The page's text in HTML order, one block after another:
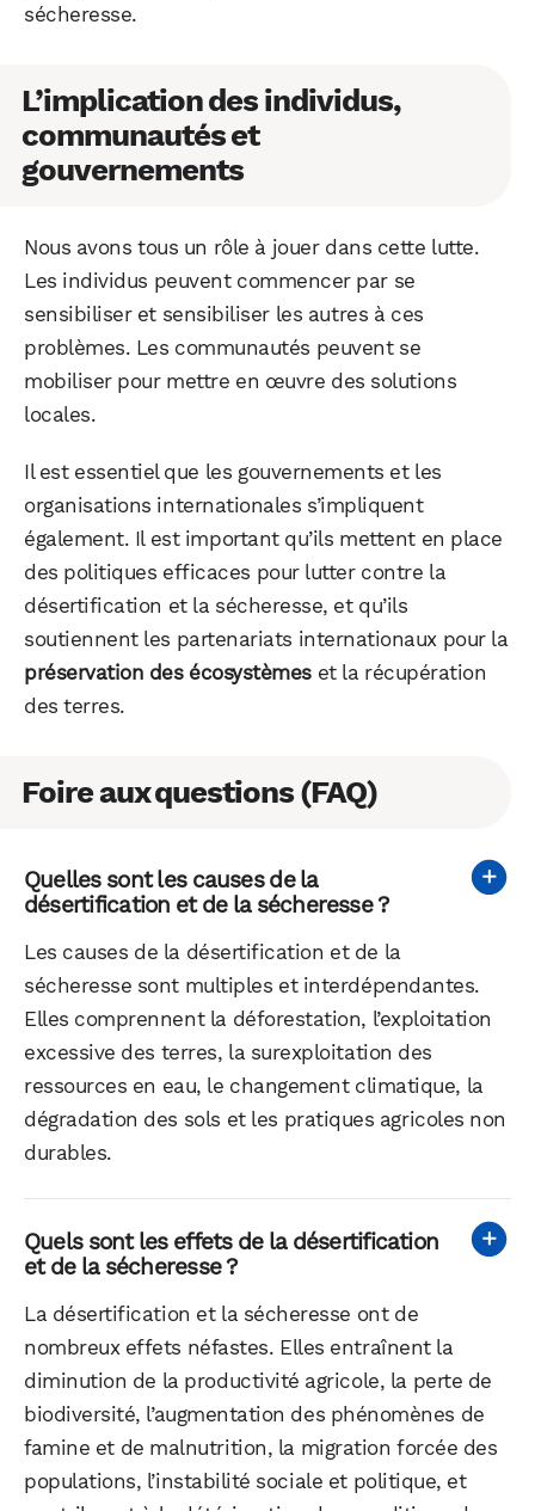
sécheresse.
L’implication des individus,
communautés et
gouvernements
Nous avons tous un rôle à jouer dans cette lutte.
Les individus peuvent commencer par se
sensibiliser et sensibiliser les autres à ces
problèmes. Les communautés peuvent se
mobiliser pour mettre en œuvre des solutions
locales.
Il est essentiel que les gouvernements et les
organisations internationales s’impliquent
également. Il est important qu’ils mettent en place
des politiques efficaces pour lutter contre la
désertification et la sécheresse, et qu’ils
soutiennent les partenariats internationaux pour la
préservation des écosystèmeset la récupération
des terres.
Foire aux questions (FAQ)
Quelles sont les causes de la
désertification et de la sécheresse ?
Les causes de la désertification et de la
sécheresse sont multiples et interdépendantes.
Elles comprennent la déforestation, l’exploitation
excessive des terres, la surexploitation des
ressources en eau, le changement climatique, la
dégradation des sols et les pratiques agricoles non
durables.
Quels sont les effets de la désertification
et de la sécheresse ?
La désertification et la sécheresse ont de
nombreux effets néfastes. Elles entraînent la
diminution de la productivité agricole, la perte de
biodiversité, l’augmentation des phénomènes de
famine et de malnutrition, la migration forcée des
populations, l’instabilité sociale et politique, et
WhatsApp Telegram Email
LinkedIn